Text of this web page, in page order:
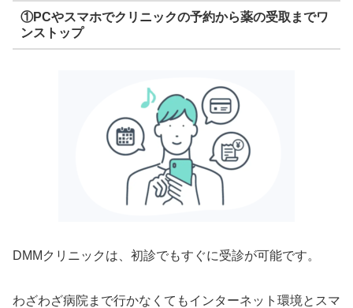
①PCやスマホでクリニックの予約から薬の受取までワ
ンストップ
DMMクリニックは、初診でもすぐに受診が可能です。
わざわざ病院まで行かなくてもインターネット環境とスマ